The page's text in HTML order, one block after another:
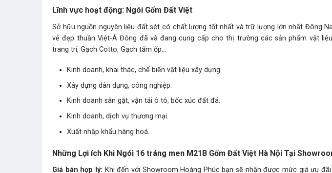
Lĩnh vực hoạt động: Ngói Gốm Đất Việt
Sở hữu nguồn nguyên liệu đất sét có chất lượng tốt nhất và trữ lượng lớn nhất Đông
vẻ đẹp thuần Việt-Á Đông đã và đang cung cấp cho thị trường các sản phẩm vật
trang trí, Gạch Cotto, Gạch tấm ốp…
Kinh doanh, khai thác, chế biến vật liệu xây dựng.
Xây dựng dân dụng, công nghiệp.
Kinh doanh sân gặt, vận tải ô tô, bốc xúc đất đá.
Kinh doanh, dịch vụ thương mại.
Xuất nhập khẩu hàng hoá.
Những Lợi ích Khi Ngói 16 tráng men M21B Gốm Đất Việt Hà Nội Tại
Giá bán hợp lý: Khi đến với Showroom Hoàng Phúc bạn sẽ nhận được mức giá ưu